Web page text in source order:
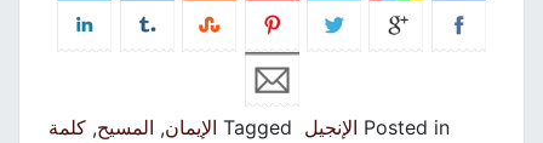
Posted in الإنجيل Tagged الإيمان,المسيح,كلمة